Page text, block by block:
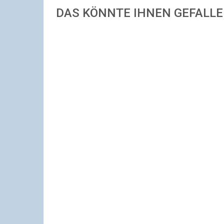
DAS KÖNNTE IHNEN